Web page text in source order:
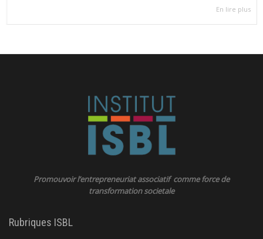
En lire plus
Promouvoir l’entrepreneuriat associatif comme force de
transformation societale
Rubriques ISBL